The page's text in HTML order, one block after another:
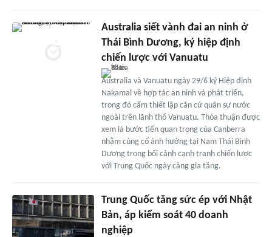
Australia siết vành đai an ninh ở
Thái Bình Dương, ký hiệp định
chiến lược với Vanuatu
Australia và Vanuatu ngày 29/6 ký Hiệp định
Nakamal về hợp tác an ninh và phát triển,
trong đó cấm thiết lập căn cứ quân sự nước
ngoài trên lãnh thổ Vanuatu. Thỏa thuận được
xem là bước tiến quan trọng của Canberra
nhằm củng cố ảnh hưởng tại Nam Thái Bình
Dương trong bối cảnh cạnh tranh chiến lược
với Trung Quốc ngày càng gia tăng.
Trung Quốc tăng sức ép với Nhật
Bản, áp kiểm soát 40 doanh
nghiệp